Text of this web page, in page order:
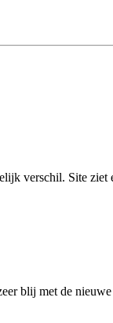
verschil. Site
blij met de